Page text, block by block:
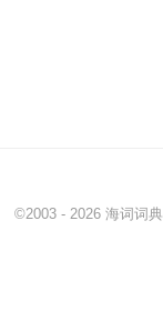
©2003 - 2026 海词词典